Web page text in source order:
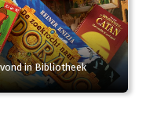
in Bibliotheek